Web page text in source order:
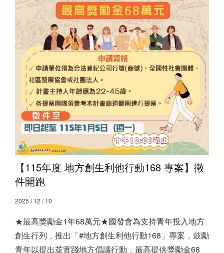
【115年度 地方創生利他行動168 專案】徵
件開跑
2025 / 12 / 10
★最高獎勵金1年68萬元★ ​ 國發會為支持青年投入地方
創生行列，推出「#地方創生利他行動168」專案，鼓勵
青年以提出並實踐地方倡議行動，最高提供獎勵金68